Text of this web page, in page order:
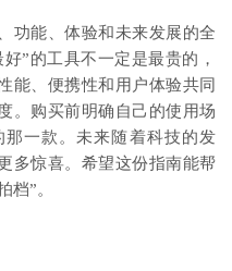
功能、体验和未来发展的全
”的工具不一定是最贵的，
能、便携性和用户体验共同
。购买前明确自己的使用场
一款。未来随着科技的发
多惊喜。希望这份指南能帮
档”。